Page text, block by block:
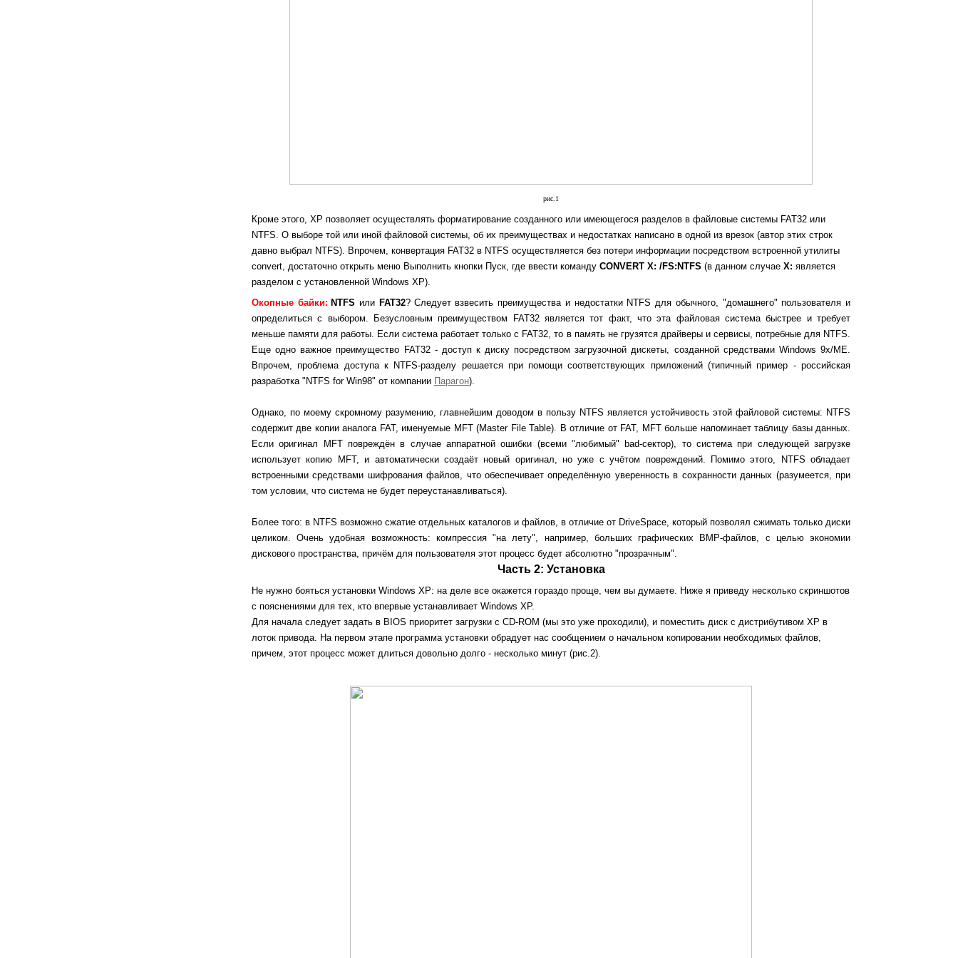
рис.1
Кроме этого, ХР позволяет осуществлять форматирование созданного или имеющегося разделов в файловые системы FAT32 или
NTFS. О выборе той или иной файловой системы, об их преимуществах и недостатках написано в одной из врезок (автор этих строк
давно выбрал NTFS). Впрочем, конвертация FAT32 в NTFS осуществляется без потери информации посредством встроенной утилиты
convert, достаточно открыть меню Выполнить кнопки Пуск, где ввести команду CONVERT Х: /FS:NTFS (в данном случае Х: является
разделом с установленной Windows XP).
Окопные байки: NTFS или FAT32? Следует взвесить преимущества и недостатки NTFS для обычного, "домашнего" пользователя и
определиться с выбором. Безусловным преимуществом FAT32 является тот факт, что эта файловая система быстрее и требует
меньше памяти для работы. Если система работает только с FAT32, то в память не грузятся драйверы и сервисы, потребные для NTFS.
Еще одно важное преимущество FAT32 - доступ к диску посредством загрузочной дискеты, созданной средствами Windows 9x/ME.
Впрочем, проблема доступа к NTFS-разделу решается при помощи соответствующих приложений (типичный пример - российская
разработка "NTFS for Win98" от компании Парагон).
Однако, по моему скромному разумению, главнейшим доводом в пользу NTFS является устойчивость этой файловой системы: NTFS
содержит две копии аналога FAT, именуемые MFT (Master File Table). В отличие от FAT, MFT больше напоминает таблицу базы данных.
Если оригинал MFT повреждён в случае аппаратной ошибки (всеми "любимый" bad-сектор), то система при следующей загрузке
использует копию MFT, и автоматически создаёт новый оригинал, но уже с учётом повреждений. Помимо этого, NTFS обладает
встроенными средствами шифрования файлов, что обеспечивает определённую уверенность в сохранности данных (разумеется, при
том условии, что система не будет переустанавливаться).
Более того: в NTFS возможно сжатие отдельных каталогов и файлов, в отличие от DriveSpace, который позволял сжимать только диски
целиком. Очень удобная возможность: компрессия "на лету", например, больших графических BMP-файлов, с целью экономии
дискового пространства, причём для пользователя этот процесс будет абсолютно "прозрачным".
Часть 2: Установка
Не нужно бояться установки Windows XP: на деле все окажется гораздо проще, чем вы думаете. Ниже я приведу несколько скриншотов
с пояснениями для тех, кто впервые устанавливает Windows XP.
Для начала следует задать в BIOS приоритет загрузки с CD-ROM (мы это уже проходили), и поместить диск с дистрибутивом ХР в
лоток привода. На первом этапе программа установки обрадует нас сообщением о начальном копировании необходимых файлов,
причем, этот процесс может длиться довольно долго - несколько минут (рис.2).